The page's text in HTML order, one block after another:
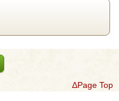
ΔPage Top